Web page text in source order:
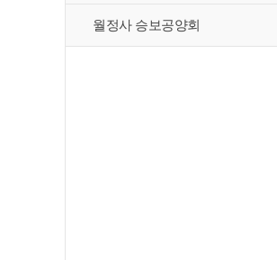
월정사 승보공양회